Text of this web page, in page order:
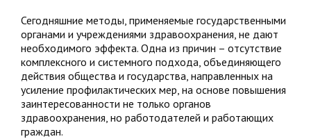
Сегодняшние методы, применяемые государственными
органами и учреждениями здравоохранения, не дают
необходимого эффекта. Одна из причин – отсутствие
комплексного и системного подхода, объединяющего
действия общества и государства, направленных на
усиление профилактических мер, на основе повышения
заинтересованности не только органов
здравоохранения, но работодателей и работающих
граждан.